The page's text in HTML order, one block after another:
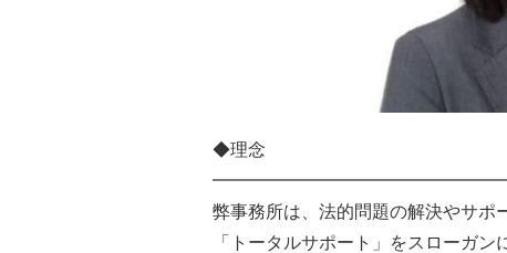
◆理念
弊事務所は、法的問題の解決やサポ
「トータルサポート」をスローガ